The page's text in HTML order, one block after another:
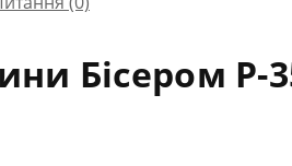
Бісером Р-